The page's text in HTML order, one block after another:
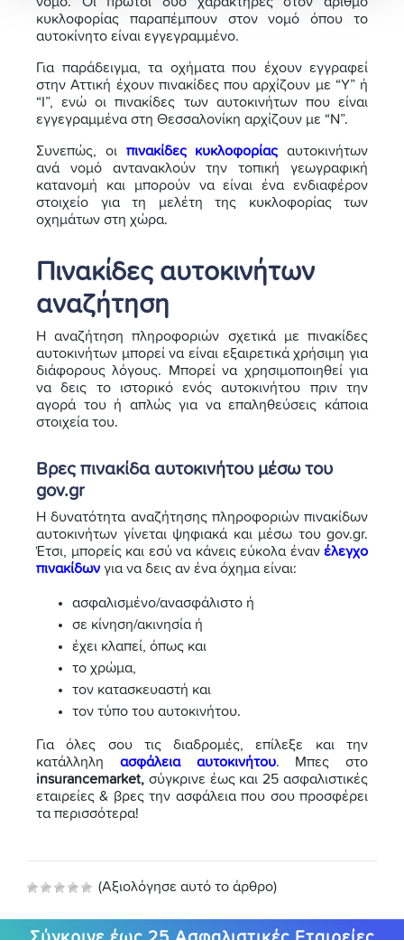
κυκλοφορίας παραπέμπουν στον νομό όπου το
αυτοκίνητο είναι εγγεγραμμένο.
Για παράδειγμα, τα οχήματα που έχουν εγγραφεί
στην Αττική έχουν πινακίδες που αρχίζουν με “Υ” ή
“Ι”, ενώ οι πινακίδες των αυτοκινήτων που είναι
εγγεγραμμένα στη Θεσσαλονίκη αρχίζουν με “Ν”.
Συνεπώς, οι πινακίδες κυκλοφορίας αυτοκινήτων
ανά νομό αντανακλούν την τοπική γεωγραφική
κατανομή και μπορούν να είναι ένα ενδιαφέρον
στοιχείο για τη μελέτη της κυκλοφορίας των
οχημάτων στη χώρα.
Πινακίδες αυτοκινήτων
αναζήτηση
Η αναζήτηση πληροφοριών σχετικά με πινακίδες
αυτοκινήτων μπορεί να είναι εξαιρετικά χρήσιμη για
διάφορους λόγους. Μπορεί να χρησιμοποιηθεί για
να δεις το ιστορικό ενός αυτοκινήτου πριν την
αγορά του ή απλώς για να επαληθεύσεις κάποια
στοιχεία του.
Βρες πινακίδα αυτοκινήτου μέσω του
gov.gr
Η δυνατότητα αναζήτησης πληροφοριών πινακίδων
αυτοκινήτων γίνεται ψηφιακά και μέσω του gov.gr.
Έτσι, μπορείς και εσύ να κάνεις εύκολα έναν έλεγχο
πινακίδων για να δεις αν ένα όχημα είναι:
ασφαλισμένο/ανασφάλιστο ή
σε κίνηση/ακινησία ή
έχει κλαπεί, όπως και
το χρώμα,
τον κατασκευαστή και
τον τύπο του αυτοκινήτου.
Για όλες σου τις διαδρομές, επίλεξε και την
κατάλληλη ασφάλεια αυτοκινήτου. Μπες στο
insurancemarket, σύγκρινε έως και 25 ασφαλιστικές
εταιρείες & βρες την ασφάλεια που σου προσφέρει
τα περισσότερα!
(Αξιολόγησε αυτό το άρθρο)